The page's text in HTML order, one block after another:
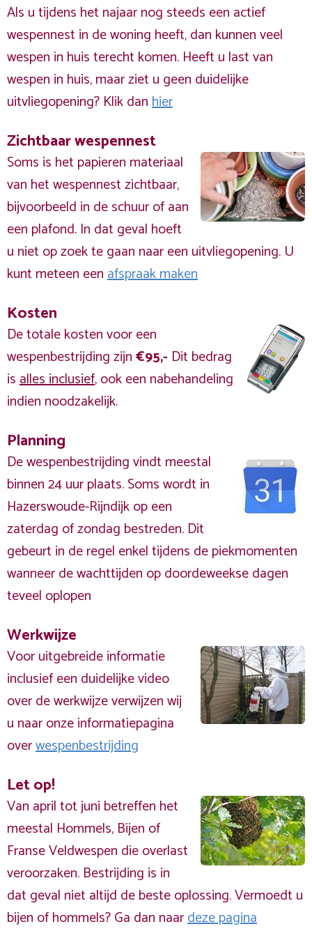
Als u tijdens het najaar nog steeds een actief
wespennest in de woning heeft, dan kunnen veel
wespen in huis terecht komen. Heeft u last van
wespen in huis, maar ziet u geen duidelijke
uitvliegopening? Klik danhier
Zichtbaar wespennest
Soms is het papieren materiaal
van het wespennest zichtbaar,
bijvoorbeeld in de schuur of aan
een plafond. In dat geval hoeft
u niet op zoek te gaan naar een uitvliegopening. U
kunt meteen eenafspraak maken
Kosten
De totale kosten voor een
wespenbestrijding zijn€95,- Dit bedrag
isalles inclusief, ook een nabehandeling
indien noodzakelijk.
Planning
De wespenbestrijding vindt meestal
binnen 24 uur plaats. Soms wordt in
Hazerswoude-Rijndijk op een
zaterdag of zondag bestreden. Dit
gebeurt in de regel enkel tijdens de piekmomenten
wanneer de wachttijden op doordeweekse dagen
teveel oplopen
Werkwijze
Voor uitgebreide informatie
inclusief een duidelijke video
over de werkwijze verwijzen wij
u naar onze informatiepagina
overwespenbestrijding
Let op!
Van april tot juni betreffen het
meestal Hommels, Bijen of
Franse Veldwespen die overlast
veroorzaken. Bestrijding is in
dat geval niet altijd de beste oplossing. Vermoedt u
bijen of hommels? Ga dan naardeze pagina